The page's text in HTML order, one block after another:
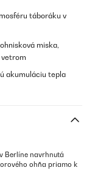
táboráku v
miska,
vetrom
akumuláciu tepla
Berlíne navrhnutá
ohňa priamo k